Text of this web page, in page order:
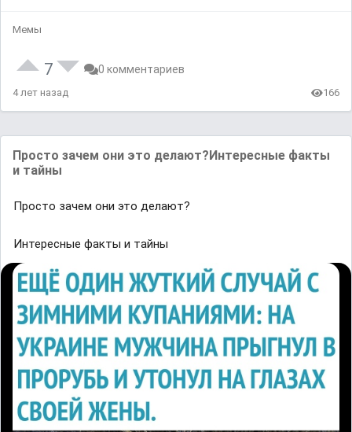
Мемы
7 0 комментариев
4 лет назад 166
Просто зачем они это делают?Интересные факты
и тайны
Просто зачем они это делают?
Интересные факты и тайны